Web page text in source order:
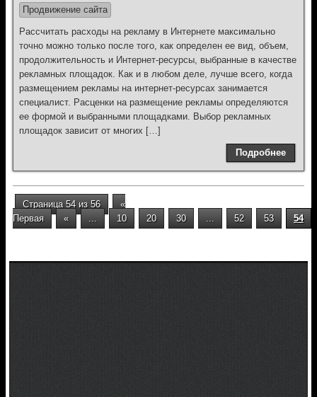
Продвижение сайта
Рассчитать расходы на рекламу в Интернете максимально
точно можно только после того, как определен ее вид, объем,
продолжительность и Интернет-ресурсы, выбранные в качестве
рекламных площадок. Как и в любом деле, лучше всего, когда
размещением рекламы на интернет-ресурсах занимается
специалист. Расценки на размещение рекламы определяются
ее формой и выбранными площадками. Выбор рекламных
площадок зависит от многих […]
Подробнее
Страница 54 из 56
«
Первая
« ... 10 20 30 ... 52 53 54